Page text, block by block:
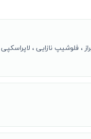
، فلوشیپ نازایی ،